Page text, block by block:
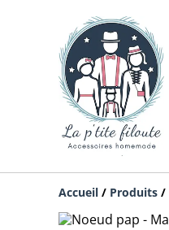
Accueil / Produits /